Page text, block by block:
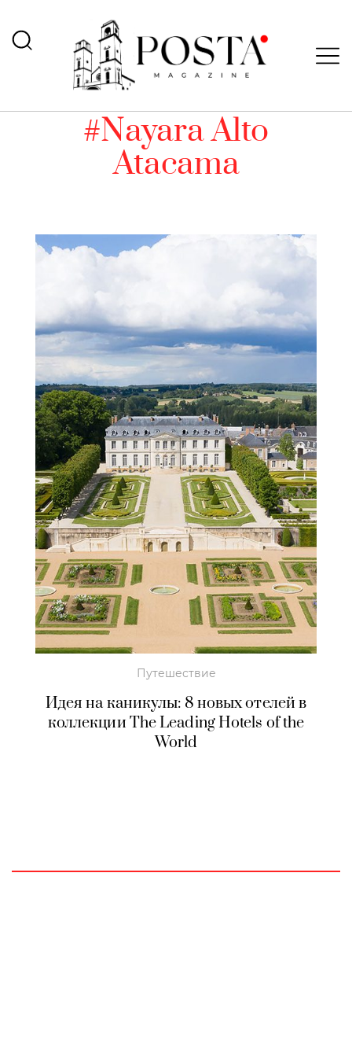
#Nayara Alto
Atacama
Путешествие
Идея на каникулы: 8 новых отелей в
коллекции The Leading Hotels of the
World